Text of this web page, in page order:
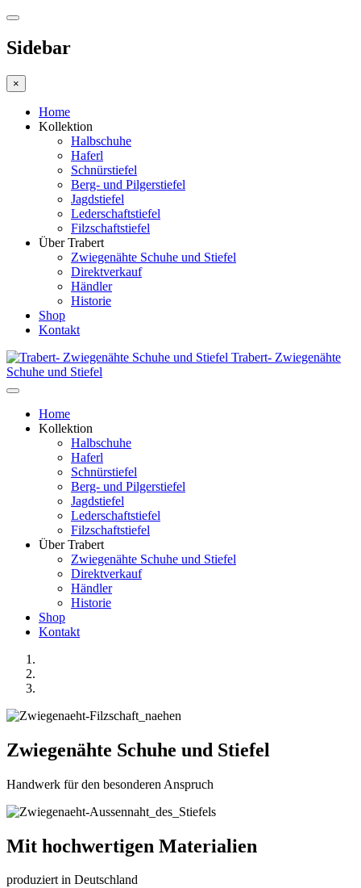
Sidebar
×
Home
Kollektion
Halbschuhe
Haferl
Schnürstiefel
Berg- und Pilgerstiefel
Jagdstiefel
Lederschaftstiefel
Filzschaftstiefel
Über Trabert
Zwiegenähte Schuhe und Stiefel
Direktverkauf
Händler
Historie
Shop
Kontakt
Trabert- Zwiegenähte
Schuhe und Stiefel
Home
Kollektion
Halbschuhe
Haferl
Schnürstiefel
Berg- und Pilgerstiefel
Jagdstiefel
Lederschaftstiefel
Filzschaftstiefel
Über Trabert
Zwiegenähte Schuhe und Stiefel
Direktverkauf
Händler
Historie
Shop
Kontakt
Zwiegenähte Schuhe und Stiefel
Handwerk für den besonderen Anspruch
Mit hochwertigen Materialien
produziert in Deutschland